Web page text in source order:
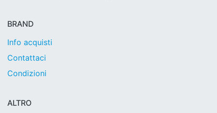
BRAND
Info acquisti
Contattaci
Condizioni
ALTRO